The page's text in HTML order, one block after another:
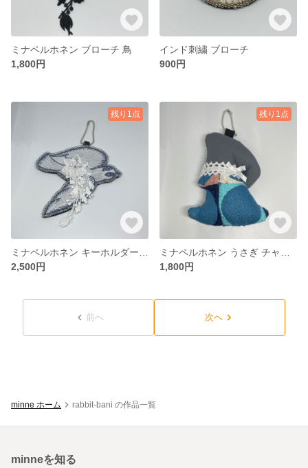
ミナペルホネン ブローチ 鳥
1,800円
インド刺繍 ブローチ
900円
残り1点
2,500円
残り1点
1,800円
前へ 次へ
minne ホーム rabbit-bani の作品一覧
minneを知る